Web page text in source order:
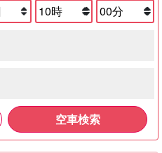
空車検索